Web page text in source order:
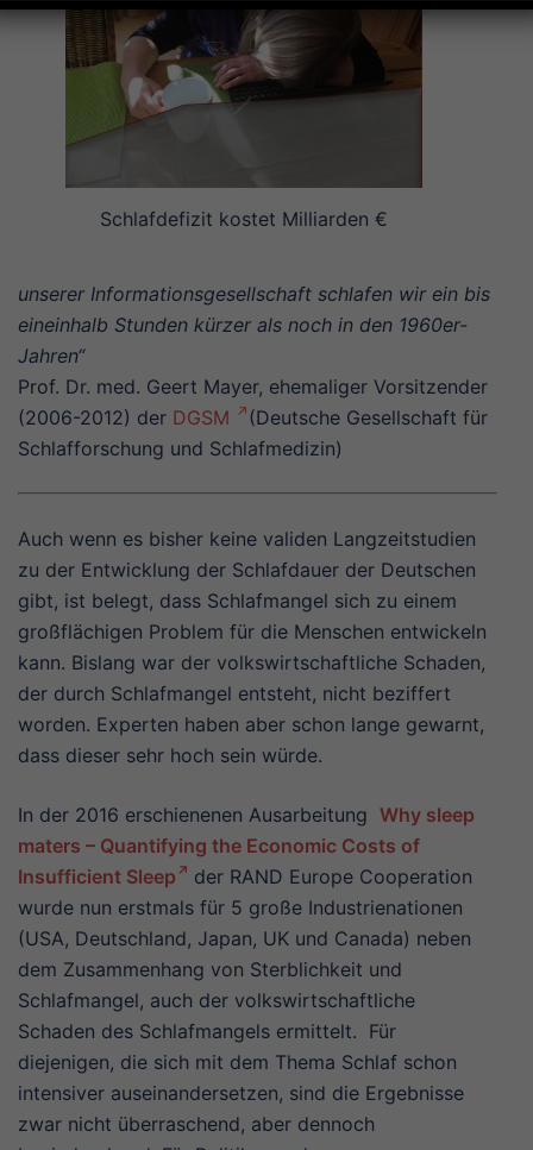
Schlafdefizit kostet Milliarden €
unserer Informationsgesellschaft schlafen wir ein bis
eineinhalb Stunden kürzer als noch in den 1960er-
Jahren“
Prof. Dr. med. Geert Mayer, ehemaliger Vorsitzender
(2006-2012) der DGSM
(Deutsche Gesellschaft für
Schlafforschung und Schlafmedizin)
Auch wenn es bisher keine validen Langzeitstudien
zu der Entwicklung der Schlafdauer der Deutschen
gibt, ist belegt, dass Schlafmangel sich zu einem
großflächigen Problem für die Menschen entwickeln
kann. Bislang war der volkswirtschaftliche Schaden,
der durch Schlafmangel entsteht, nicht beziffert
worden. Experten haben aber schon lange gewarnt,
dass dieser sehr hoch sein würde.
In der 2016 erschienenen Ausarbeitung Why sleep
maters – Quantifying the Economic Costs of
Insufficient Sleep
der RAND Europe Cooperation
wurde nun erstmals für 5 große Industrienationen
(USA, Deutschland, Japan, UK und Canada) neben
dem Zusammenhang von Sterblichkeit und
Schlafmangel, auch der volkswirtschaftliche
Schaden des Schlafmangels ermittelt. Für
diejenigen, die sich mit dem Thema Schlaf schon
intensiver auseinandersetzen, sind die Ergebnisse
zwar nicht überraschend, aber dennoch